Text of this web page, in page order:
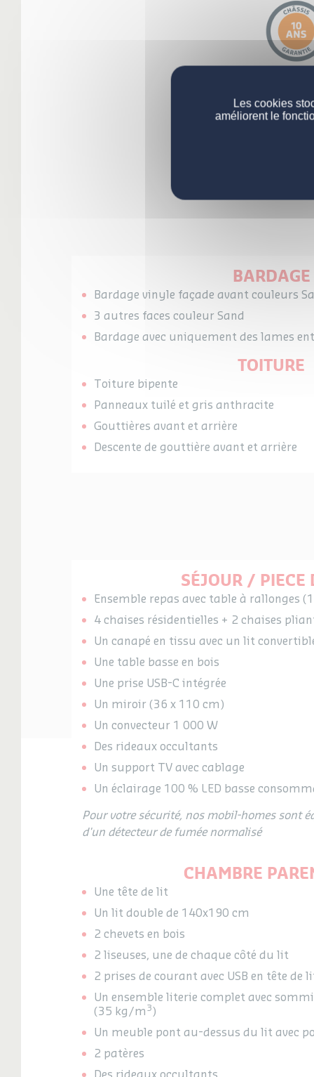
BARDAGE
Bardage vinyle façade avant couleurs
3 autres faces couleur Sand
Bardage avec uniquement des lames
TOITURE
Toiture bipente
Panneaux tuilé et gris anthracite
Gouttières avant et arrière
Descente de gouttière avant et arrière
SÉJOUR / PIECE
Ensemble repas avec table à rallonges
4 chaises résidentielles + 2 chaises
Un canapé en tissu avec un lit
Une table basse en bois
Une prise USB-C intégrée
Un miroir (36 x 110 cm)
Un convecteur 1 000 W
Des rideaux occultants
Un support TV avec cablage
Un éclairage 100 % LED basse
Pour votre sécurité, nos mobil-homes sont
d'un détecteur de fumée normalisé
CHAMBRE
Une tête de lit
Un lit double de 140x190 cm
2 chevets en bois
2 liseuses, une de chaque côté du lit
2 prises de courant avec USB en tête de
Un ensemble literie complet avec
(35 kg/m 3 )
Un meuble pont au-dessus du lit avec
2 patères
Des rideaux occultants
Les cookies
améliorent le